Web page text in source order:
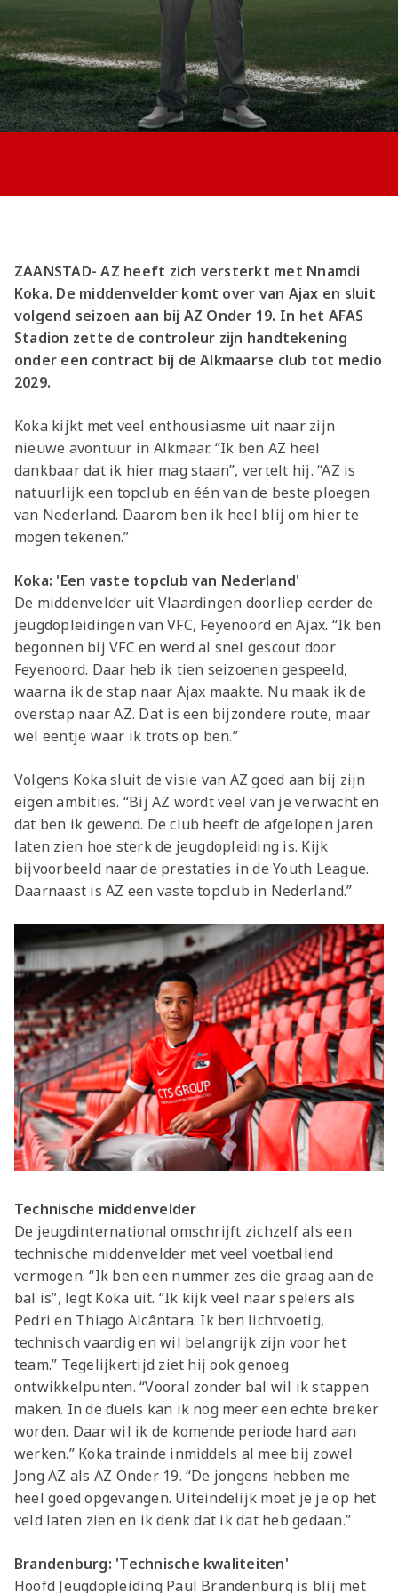
Jong AZ
Seizoenkaart
ZAANSTAD- AZ heeft zich versterkt met Nnamdi
Koka. De middenvelder komt over van Ajax en sluit
volgend seizoen aan bij AZ Onder 19. In het AFAS
Stadion zette de controleur zijn handtekening
onder een contract bij de Alkmaarse club tot medio
2029.
Koka kijkt met veel enthousiasme uit naar zijn
nieuwe avontuur in Alkmaar. “Ik ben AZ heel
dankbaar dat ik hier mag staan”, vertelt hij. “AZ is
natuurlijk een topclub en één van de beste ploegen
van Nederland. Daarom ben ik heel blij om hier te
mogen tekenen.”
Koka: 'Een vaste topclub van Nederland'
De middenvelder uit Vlaardingen doorliep eerder de
jeugdopleidingen van VFC, Feyenoord en Ajax. “Ik ben
begonnen bij VFC en werd al snel gescout door
Feyenoord. Daar heb ik tien seizoenen gespeeld,
waarna ik de stap naar Ajax maakte. Nu maak ik de
overstap naar AZ. Dat is een bijzondere route, maar
wel eentje waar ik trots op ben.”
Volgens Koka sluit de visie van AZ goed aan bij zijn
eigen ambities. “Bij AZ wordt veel van je verwacht en
dat ben ik gewend. De club heeft de afgelopen jaren
laten zien hoe sterk de jeugdopleiding is. Kijk
bijvoorbeeld naar de prestaties in de Youth League.
Daarnaast is AZ een vaste topclub in Nederland.”
Technische middenvelder
De jeugdinternational omschrijft zichzelf als een
technische middenvelder met veel voetballend
vermogen. “Ik ben een nummer zes die graag aan de
bal is”, legt Koka uit. “Ik kijk veel naar spelers als
Pedri en Thiago Alcântara. Ik ben lichtvoetig,
technisch vaardig en wil belangrijk zijn voor het
team.” Tegelijkertijd ziet hij ook genoeg
ontwikkelpunten. “Vooral zonder bal wil ik stappen
maken. In de duels kan ik nog meer een echte breker
worden. Daar wil ik de komende periode hard aan
werken.” Koka trainde inmiddels al mee bij zowel
Jong AZ als AZ Onder 19. “De jongens hebben me
heel goed opgevangen. Uiteindelijk moet je je op het
veld laten zien en ik denk dat ik dat heb gedaan.”
Brandenburg: 'Technische kwaliteiten'
Hoofd Jeugdopleiding Paul Brandenburg is blij met